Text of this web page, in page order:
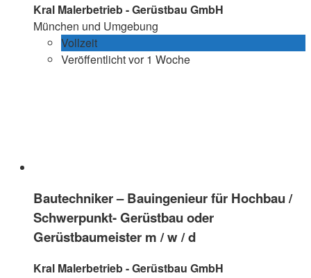
Kral Malerbetrieb - Gerüstbau GmbH
München und Umgebung
Vollzeit
Veröffentlicht vor 1 Woche
Bautechniker – Bauingenieur für Hochbau /
Schwerpunkt- Gerüstbau oder
Gerüstbaumeister m / w / d
Kral Malerbetrieb - Gerüstbau GmbH